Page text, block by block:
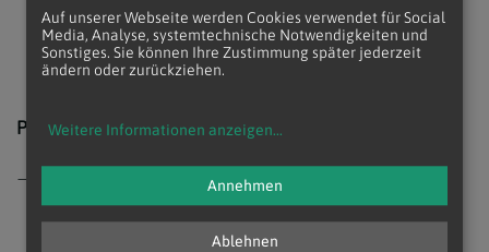
Pater Ionuţ Coceanga OFMConv stellt sich vor
Auf unserer Webseite werden Cookies verwendet für Social
Media, Analyse, systemtechnische Notwendigkeiten und
Sonstiges. Sie können Ihre Zustimmung später jederzeit
ändern oder zurückziehen.
Weitere Informationen anzeigen...
Ablehnen
Annehmen